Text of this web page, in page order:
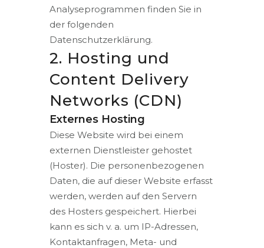
Analyseprogrammen finden Sie in
der folgenden
Datenschutzerklärung.
2. Hosting und
Content Delivery
Networks (CDN)
Externes Hosting
Diese Website wird bei einem
externen Dienstleister gehostet
(Hoster). Die personenbezogenen
Daten, die auf dieser Website erfasst
werden, werden auf den Servern
des Hosters gespeichert. Hierbei
kann es sich v. a. um IP-Adressen,
Kontaktanfragen, Meta- und